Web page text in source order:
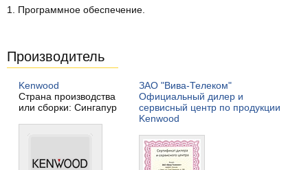
1. Программное обеспечение.
Производитель
Kenwood
Страна производства
или сборки: Сингапур
ЗАО "Вива-Телеком"
Официальный дилер и
сервисный центр по продукции
Kenwood